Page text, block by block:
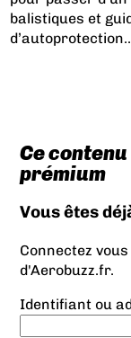
balistiques et
Ce
prémium
Vous êtes
Connectez
d'Aerobuzz.fr.
Identifiant ou